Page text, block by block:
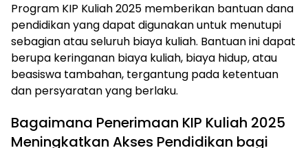
Program KIP Kuliah 2025 memberikan bantuan dana
pendidikan yang dapat digunakan untuk menutupi
sebagian atau seluruh biaya kuliah. Bantuan ini dapat
berupa keringanan biaya kuliah, biaya hidup, atau
beasiswa tambahan, tergantung pada ketentuan
dan persyaratan yang berlaku.
Bagaimana Penerimaan KIP Kuliah 2025
Meningkatkan Akses Pendidikan bagi